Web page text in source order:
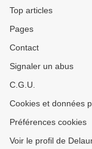
Top articles
Pages
Contact
Signaler un abus
C.G.U.
Cookies et données
Préférences cookies
Voir le profil de